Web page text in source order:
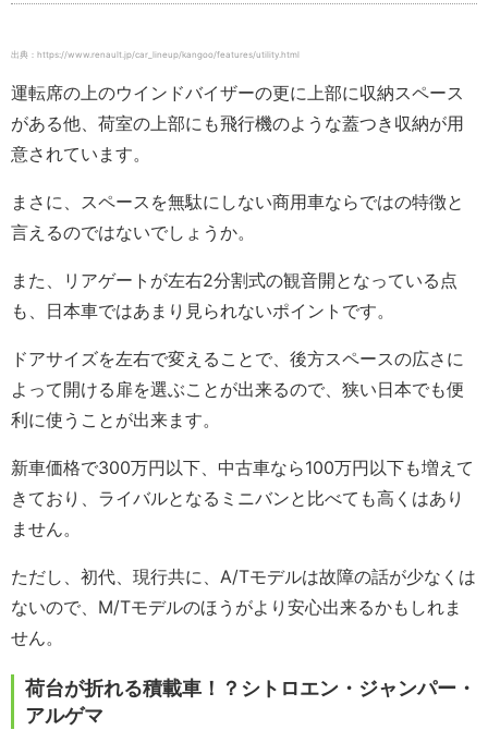
出典：https://www.renault.jp/car_lineup/kangoo/features/utility.html
運転席の上のウインドバイザーの更に上部に収納スペース
がある他、荷室の上部にも飛行機のような蓋つき収納が用
意されています。
まさに、スペースを無駄にしない商用車ならではの特徴と
言えるのではないでしょうか。
また、リアゲートが左右2分割式の観音開となっている点
も、日本車ではあまり見られないポイントです。
ドアサイズを左右で変えることで、後方スペースの広さに
よって開ける扉を選ぶことが出来るので、狭い日本でも便
利に使うことが出来ます。
新車価格で300万円以下、中古車なら100万円以下も増えて
きており、ライバルとなるミニバンと比べても高くはあり
ません。
ただし、初代、現行共に、A/Tモデルは故障の話が少なくは
ないので、M/Tモデルのほうがより安心出来るかもしれま
せん。
荷台が折れる積載車！？シトロエン・ジャンパー・
アルゲマ